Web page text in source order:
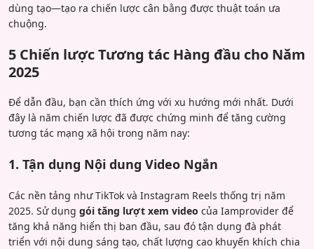
dùng tạo—tạo ra chiến lược cân bằng được thuật toán ưa
chuộng.
5 Chiến lược Tương tác Hàng đầu cho Năm
2025
Để dẫn đầu, bạn cần thích ứng với xu hướng mới nhất. Dưới
đây là năm chiến lược đã được chứng minh để tăng cường
tương tác mạng xã hội trong năm nay:
1. Tận dụng Nội dung Video Ngắn
Các nền tảng như TikTok và Instagram Reels thống trị năm
2025. Sử dụng gói tăng lượt xem video của Iamprovider để
tăng khả năng hiển thị ban đầu, sau đó tận dụng đà phát
triển với nội dung sáng tạo, chất lượng cao khuyến khích chia